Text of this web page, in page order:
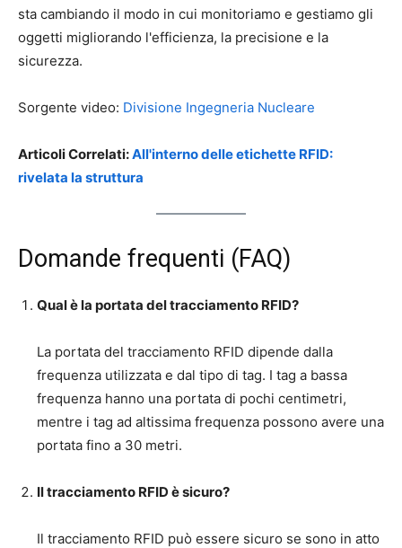
sta cambiando il modo in cui monitoriamo e gestiamo gli
oggetti migliorando l'efficienza, la precisione e la
sicurezza.
Sorgente video: Divisione Ingegneria Nucleare
Articoli Correlati:All'interno delle etichette RFID:
rivelata la struttura
Domande frequenti (FAQ)
Qual è la portata del tracciamento RFID?
La portata del tracciamento RFID dipende dalla
frequenza utilizzata e dal tipo di tag. I tag a bassa
frequenza hanno una portata di pochi centimetri,
mentre i tag ad altissima frequenza possono avere una
portata fino a 30 metri.
Il tracciamento RFID è sicuro?
Il tracciamento RFID può essere sicuro se sono in atto